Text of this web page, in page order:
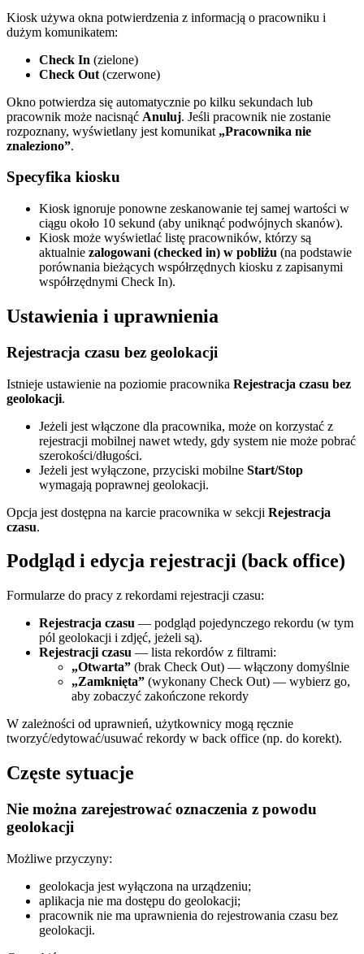
Kiosk używa okna potwierdzenia z informacją o pracowniku i
dużym komunikatem:
Check In (zielone)
Check Out (czerwone)
Okno potwierdza się automatycznie po kilku sekundach lub
pracownik może nacisnąć Anuluj. Jeśli pracownik nie zostanie
rozpoznany, wyświetlany jest komunikat „Pracownika nie
znaleziono”.
Specyfika kiosku
Kiosk ignoruje ponowne zeskanowanie tej samej wartości w
ciągu około 10 sekund (aby uniknąć podwójnych skanów).
Kiosk może wyświetlać listę pracowników, którzy są
aktualnie zalogowani (checked in) w pobliżu (na podstawie
porównania bieżących współrzędnych kiosku z zapisanymi
współrzędnymi Check In).
Ustawienia i uprawnienia
Rejestracja czasu bez geolokacji
Istnieje ustawienie na poziomie pracownika Rejestracja czasu bez
geolokacji.
Jeżeli jest włączone dla pracownika, może on korzystać z
rejestracji mobilnej nawet wtedy, gdy system nie może pobrać
szerokości/długości.
Jeżeli jest wyłączone, przyciski mobilne Start/Stop
wymagają poprawnej geolokacji.
Opcja jest dostępna na karcie pracownika w sekcji Rejestracja
czasu.
Podgląd i edycja rejestracji (back office)
Formularze do pracy z rekordami rejestracji czasu:
Rejestracja czasu — podgląd pojedynczego rekordu (w tym
pól geolokacji i zdjęć, jeżeli są).
Rejestracji czasu — lista rekordów z filtrami:
„Otwarta” (brak Check Out) — włączony domyślnie
„Zamknięta” (wykonany Check Out) — wybierz go,
aby zobaczyć zakończone rekordy
W zależności od uprawnień, użytkownicy mogą ręcznie
tworzyć/edytować/usuwać rekordy w back office (np. do korekt).
Częste sytuacje
Nie można zarejestrować oznaczenia z powodu
geolokacji
Możliwe przyczyny:
geolokacja jest wyłączona na urządzeniu;
aplikacja nie ma dostępu do geolokacji;
pracownik nie ma uprawnienia do rejestrowania czasu bez
geolokacji.